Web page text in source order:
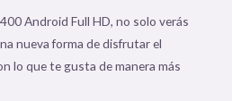
Android Full HD, no solo verás
nueva forma de disfrutar el
lo que te gusta de manera más